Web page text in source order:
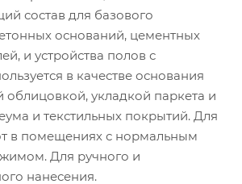
состав для базового
оснований, цементных
и устройства полов с
в качестве основания
облицовкой, укладкой паркета и
и текстильных покрытий. Для
в помещениях с нормальным
Для ручного и
нанесения.